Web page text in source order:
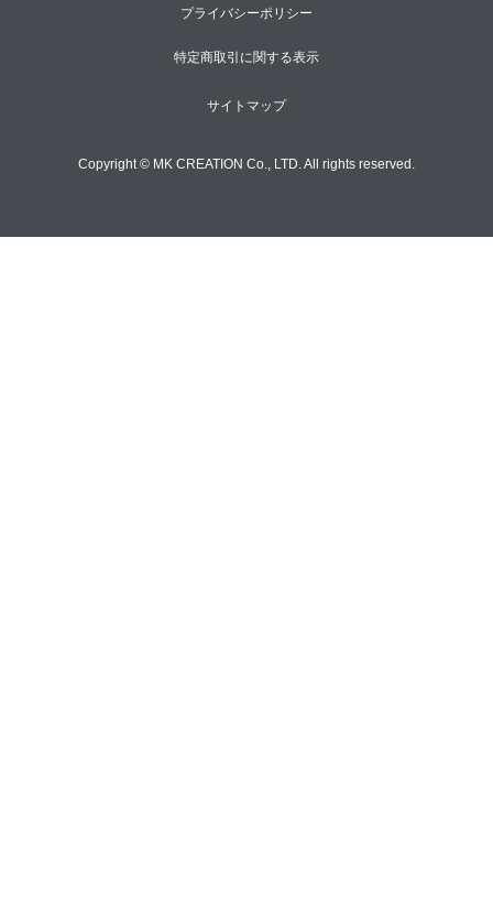
プライバシーポリシー
特定商取引に関する表示
サイトマップ
Copyright © MK CREATION Co., LTD. All rights reserved.